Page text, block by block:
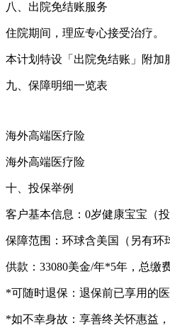
八、出院免结账服务
住院期间，理应专心接受治疗。
本计划特设「出院免结账」附加
九、保障明细一览表
海外高端医疗险
海外高端医疗险
十、投保举例
客户基本信息：0岁健康宝宝（
保障范围：环球含美国（另有环
供款：33080美金/年*5年，总缴
*可随时退保：退保前已享用的
*如不幸身故：享善终关怀惠益